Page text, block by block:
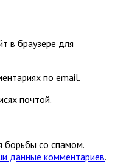
в браузере для
по email.
почтой.
борьбы со спамом.
данные комментариев.